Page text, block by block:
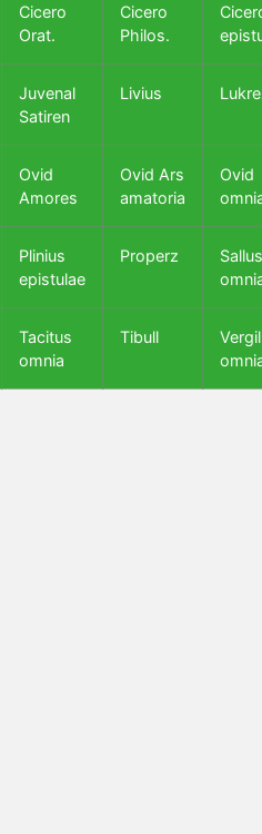
Cicero
Orat.
Cicero
Philos.
Juvenal
Satiren
Livius
Ovid
Amores
Ovid Ars
amatoria
Ovid
Plinius
epistulae
Properz
Tacitus
omnia
Tibull
Vergil